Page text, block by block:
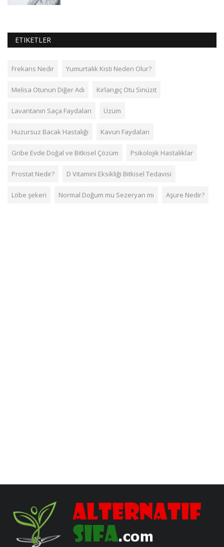
ETIKETLER
Frekans Nedir Yumurtalık Kisti Neden Olur?
Melisa Otunun Diğer Adı Kırlangıç Otu Sinüzit
Lavantanın Saça Faydaları Üzüm
Huzursuz Bacak Hastalığı Kavun Faydaları
Gribe Evde Doğal ve Bitkisel Çözüm Psikolojik Hastalıklar
Prostat Nedir? D Vitamini Eksikliği Bitkisel Tedavisi
Löbe şekeri Normal Doğum mu Sezeryan mı Aşure Nedir?